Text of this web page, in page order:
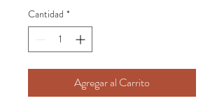
Cantidad *
Agregar al Carrito